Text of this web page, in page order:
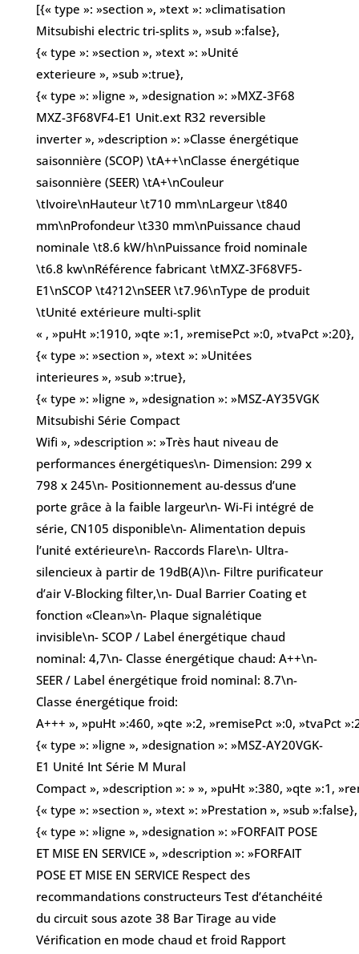
[{« type »: »section », »text »: »climatisation
Mitsubishi electric tri-splits », »sub »:false},
{« type »: »section », »text »: »Unité
exterieure », »sub »:true},
{« type »: »ligne », »designation »: »MXZ-3F68
MXZ-3F68VF4-E1 Unit.ext R32 reversible
inverter », »description »: »Classe énergétique
saisonnière (SCOP) \tA++\nClasse énergétique
saisonnière (SEER) \tA+\nCouleur
\tIvoire\nHauteur \t710 mm\nLargeur \t840
mm\nProfondeur \t330 mm\nPuissance chaud
nominale \t8.6 kW/h\nPuissance froid nominale
\t6.8 kw\nRéférence fabricant \tMXZ-3F68VF5-
E1\nSCOP \t4?12\nSEER \t7.96\nType de produit
\tUnité extérieure multi-split
« , »puHt »:1910, »qte »:1, »remisePct »:0, »tvaPct »:20},
{« type »: »section », »text »: »Unitées
interieures », »sub »:true},
{« type »: »ligne », »designation »: »MSZ-AY35VGK
Mitsubishi Série Compact
Wifi », »description »: »Très haut niveau de
performances énergétiques\n- Dimension: 299 x
798 x 245\n- Positionnement au-dessus d’une
porte grâce à la faible largeur\n- Wi-Fi intégré de
série, CN105 disponible\n- Alimentation depuis
l’unité extérieure\n- Raccords Flare\n- Ultra-
silencieux à partir de 19dB(A)\n- Filtre purificateur
d’air V-Blocking filter,\n- Dual Barrier Coating et
fonction «Clean»\n- Plaque signalétique
invisible\n- SCOP / Label énergétique chaud
nominal: 4,7\n- Classe énergétique chaud: A++\n-
SEER / Label énergétique froid nominal: 8.7\n-
Classe énergétique froid:
A+++ », »puHt »:460, »qte »:2, »remisePct »:0, »tvaPct
{« type »: »ligne », »designation »: »MSZ-AY20VGK-
E1 Unité Int Série M Mural
Compact », »description »: » », »puHt »:380, »qte »:1,
{« type »: »section », »text »: »Prestation », »sub »:false},
{« type »: »ligne », »designation »: »FORFAIT POSE
ET MISE EN SERVICE », »description »: »FORFAIT
POSE ET MISE EN SERVICE Respect des
recommandations constructeurs Test d’étanchéité
du circuit sous azote 38 Bar Tirage au vide
Vérification en mode chaud et froid Rapport